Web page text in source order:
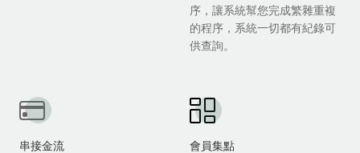
序，讓系統幫您完成繁雜重複
的程序，系統一切都有紀錄可
供查詢。
串接金流
會員集點